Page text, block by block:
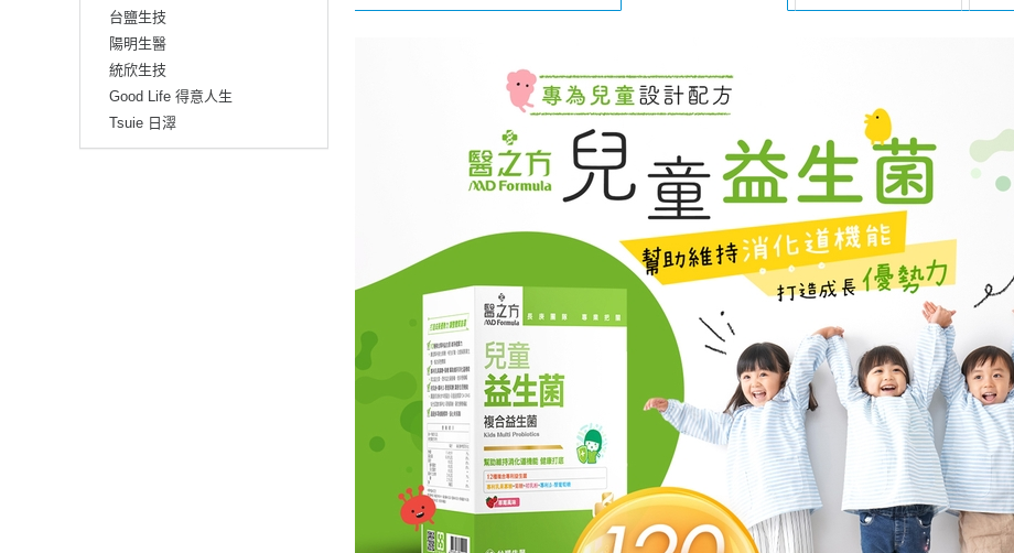
台鹽生技
陽明生醫
統欣生技
Good Life 得意人生
Tsuie 日濢